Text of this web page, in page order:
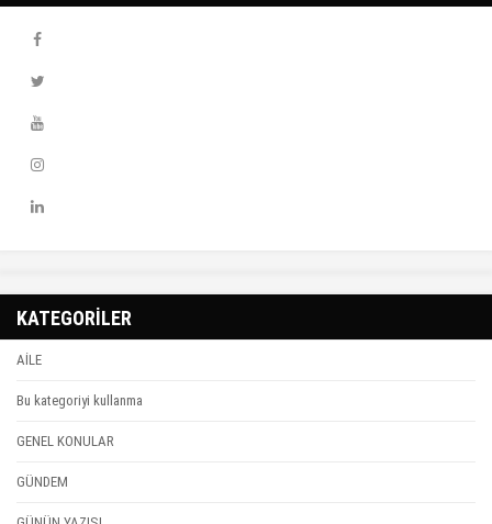
KATEGORİLER
AİLE
Bu kategoriyi kullanma
GENEL KONULAR
GÜNDEM